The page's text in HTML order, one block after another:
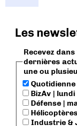
Les
Recevez
dernières
une ou
BizAv | lundi
Défense |
Industrie &